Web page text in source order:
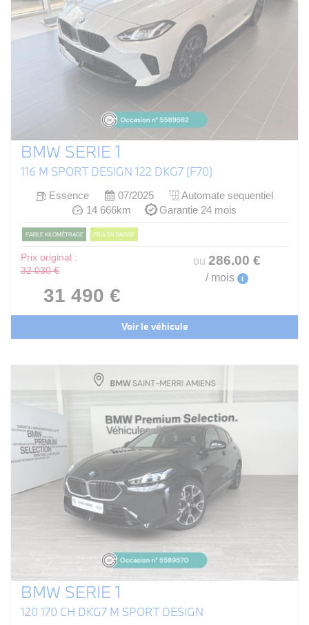
BMW SERIE 1
116 M SPORT DESIGN 122 DKG7 (F70)
Essence 07/2025
Automate sequentiel
14 666km
Garantie 24 mois
FAIBLE KILOMÉTRAGE PRIX EN BAISSE
Prix original :
32 030 €
31 490 €
ou 286.00 €
/ mois i
Voir le véhicule
BMW SERIE 1
120 170 CH DKG7 M SPORT DESIGN